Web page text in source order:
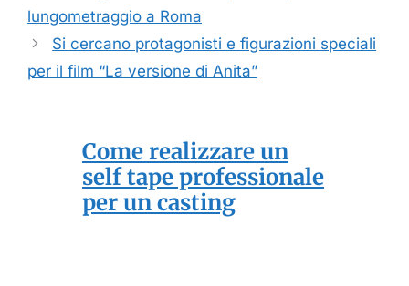
lungometraggio a Roma
Si cercano protagonisti e figurazioni speciali
per il film “La versione di Anita”
Come realizzare un
self tape professionale
per un casting